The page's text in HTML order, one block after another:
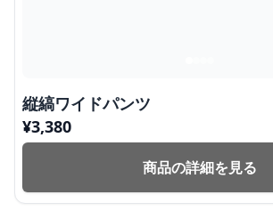
縦縞ワイドパンツ
¥3,380
商品の詳細を見る